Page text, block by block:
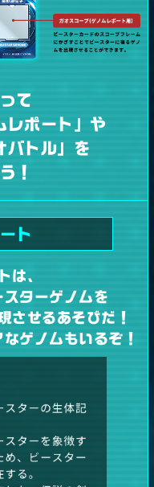
て
レポート」や
バトル」を
！
ト
は、
ターゲノムを
させるあそびだ！
ゲノムもいるぞ！